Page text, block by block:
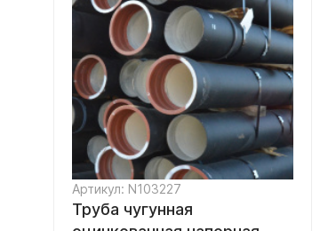
Артикул: N103227
Труба чугунная